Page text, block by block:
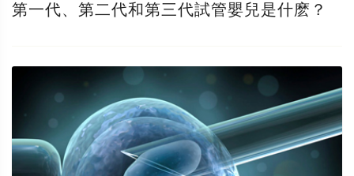
第一代、第二代和第三代試管嬰兒是什麽？